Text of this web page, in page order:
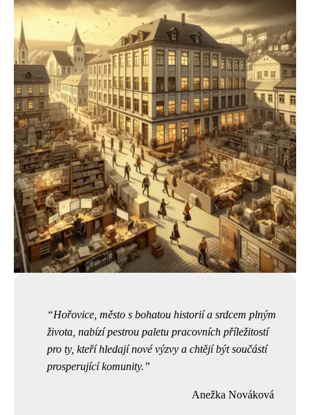
Hořovice, město s bohatou historií a srdcem plným
života, nabízí pestrou paletu pracovních příležitostí
pro ty, kteří hledají nové výzvy a chtějí být součástí
prosperující komunity.
Anežka Nováková